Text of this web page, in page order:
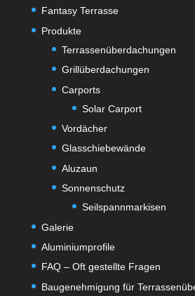
Fantasy Terrasse
Produkte
Terrassenüberdachungen
Grillüberdachungen
Carports
Solar Carport
Vordächer
Glasschiebewände
Aluzaun
Sonnenschutz
Seilspannmarkisen
Galerie
Aluminiumprofile
FAQ – Oft gestellte Fragen
Baugenehmigung für